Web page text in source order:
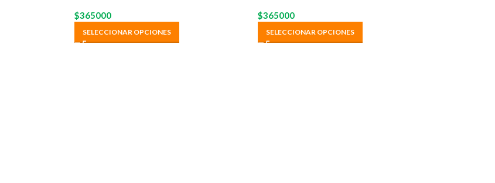
$365000
SELECCIONAR OPCIONES
$365000
SELECCIONAR OPCIONES